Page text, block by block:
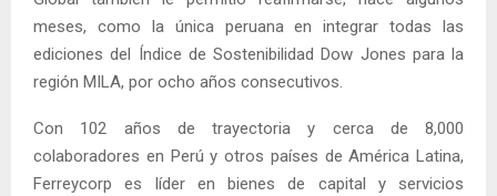
meses, como la única peruana en integrar todas las
ediciones del Índice de Sostenibilidad Dow Jones para la
región MILA, por ocho años consecutivos.
Con 102 años de trayectoria y cerca de 8,000
colaboradores en Perú y otros países de América Latina,
Ferreycorp es líder en bienes de capital y servicios